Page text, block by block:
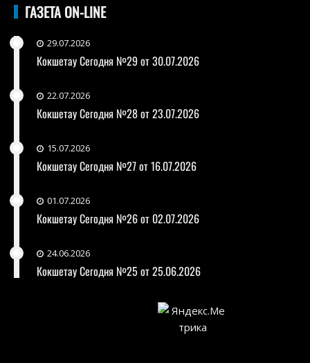
ГАЗЕТА ON-LINE
29.07.2026
Кокшетау Сегодня №29 от 30.07.2026
22.07.2026
Кокшетау Сегодня №28 от 23.07.2026
15.07.2026
Кокшетау Сегодня №27 от 16.07.2026
01.07.2026
Кокшетау Сегодня №26 от 02.07.2026
24.06.2026
Кокшетау Сегодня №25 от 25.06.2026